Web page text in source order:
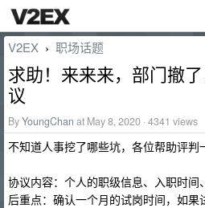
V2EX › 职场话题
求助！来来来，部门撤
议
ByYoungChan at May 8, 2020 · 4341 views
不知道人事挖了哪些坑，各位帮助评判
协议内容：个人的职级信息、入职时
后重点：确认一个月的试岗时间，如